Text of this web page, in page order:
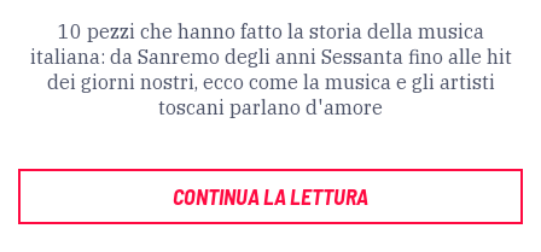
10 pezzi che hanno fatto la storia della musica
italiana: da Sanremo degli anni Sessanta fino alle hit
dei giorni nostri, ecco come la musica e gli artisti
toscani parlano d'amore
CONTINUA LA LETTURA